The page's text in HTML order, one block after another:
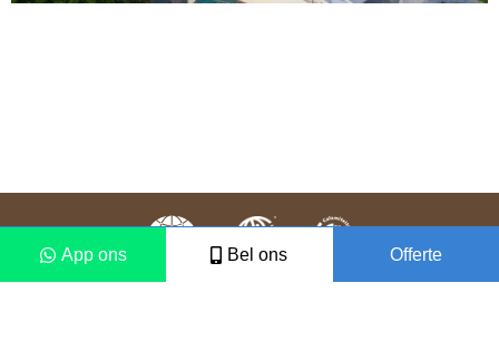
App ons Bel ons Offerte